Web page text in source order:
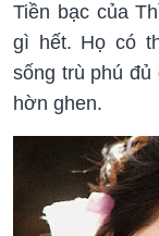
Tiền bạc của
gì hết. Họ có
sống trù phú
hờn ghen.